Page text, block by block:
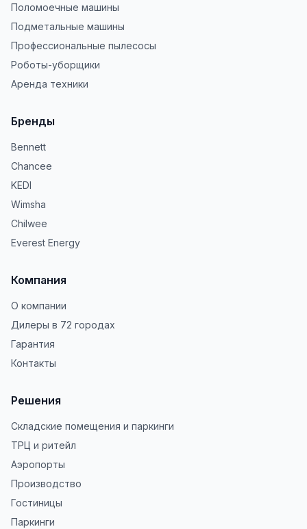
Поломоечные машины
Подметальные машины
Профессиональные пылесосы
Роботы-уборщики
Аренда техники
Бренды
Bennett
Chancee
KEDI
Wimsha
Chilwee
Everest Energy
Компания
О компании
Дилеры в 72 городах
Гарантия
Контакты
Решения
Складские помещения и паркинги
ТРЦ и ритейл
Аэропорты
Производство
Гостиницы
Паркинги